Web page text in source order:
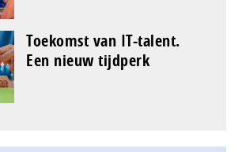
Toekomst van IT-talent.
Een nieuw tijdperk